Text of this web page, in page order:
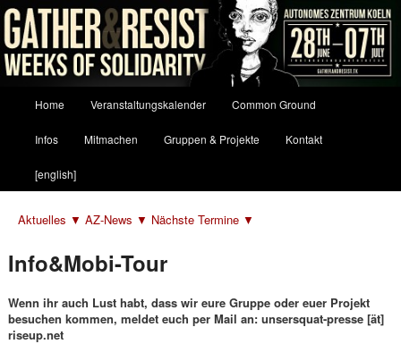
Zum
primären
Inhalt
springen
Zum
sekundären
Inhalt
springen
Home Veranstaltungskalender Common Ground
Infos Mitmachen Gruppen & Projekte Kontakt
[english]
Aktuelles ▼ AZ-News ▼ Nächste Termine ▼
Info&Mobi-Tour
Wenn ihr auch Lust habt, dass wir eure Gruppe oder euer Projekt
besuchen kommen, meldet euch per Mail an:unsersquat-presse [ät]
riseup.net